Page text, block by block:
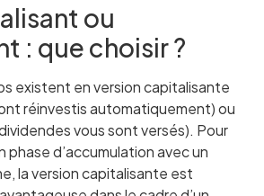
ou
: que choisir ?
existent en version capitalisante
réinvestis automatiquement) ou
vous sont versés). Pour
phase d’accumulation avec un
la version capitalisante est